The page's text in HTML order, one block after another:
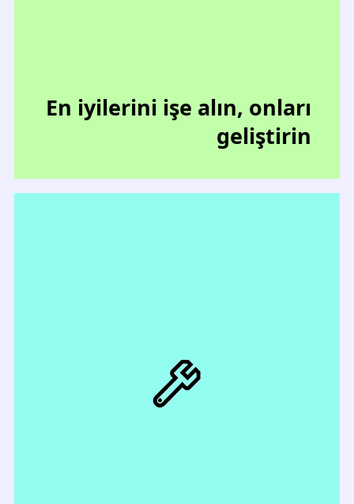
En iyilerini işe alın, onları
geliştirin